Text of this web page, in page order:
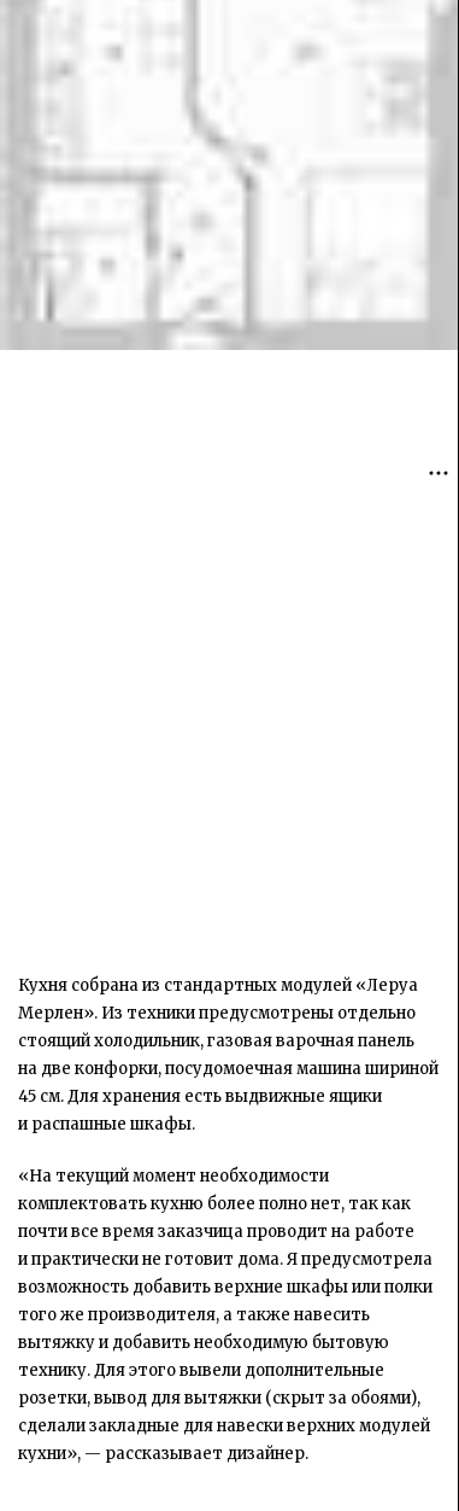
Кухня собрана из стандартных модулей «Леруа
Мерлен». Из техники предусмотрены отдельно
стоящий холодильник, газовая варочная панель
на две конфорки, посудомоечная машина шириной
45 см. Для хранения есть выдвижные ящики
и распашные шкафы.
«На текущий момент необходимости
комплектовать кухню более полно нет, так как
почти все время заказчица проводит на работе
и практически не готовит дома. Я предусмотрела
возможность добавить верхние шкафы или полки
того же производителя, а также навесить
вытяжку и добавить необходимую бытовую
технику. Для этого вывели дополнительные
розетки, вывод для вытяжки (скрыт за обоями),
сделали закладные для навески верхних модулей
кухни», — рассказывает дизайнер.